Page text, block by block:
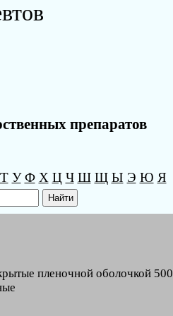
препаратов
Т У Ф Х Ц Ч Ш Щ Ы Э Ю Я
пленочной оболочкой 500